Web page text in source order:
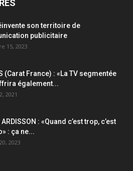
son territoire de
publicitaire
15, 2023
(Carat France) : «La TV segmentée
également...
2021
: «Quand c’est trop, c’est
: ça ne...
2023